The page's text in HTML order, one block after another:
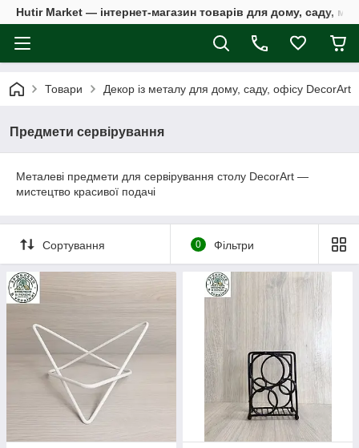
Hutir Market — інтернет-магазин товарів для дому, саду,
Товари Декор із металу для дому, саду, офісу DecorArt
Предмети сервірування
Металеві предмети для сервірування столу DecorArt —
мистецтво красивої подачі
Сортування 0 Фільтри